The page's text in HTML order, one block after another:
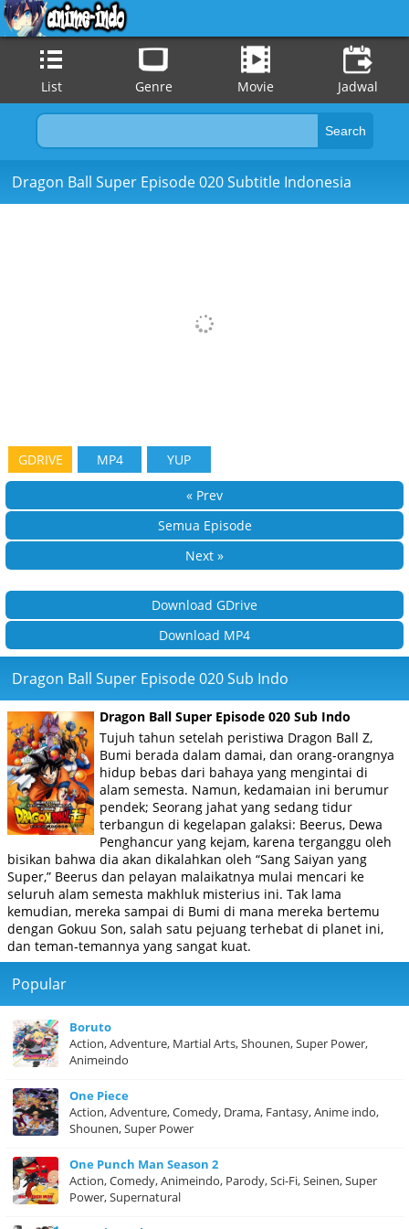
List Genre Movie Jadwal
Dragon Ball Super Episode 020 Subtitle Indonesia
GDRIVE MP4 YUP
« Prev
Semua Episode
Next »
Download GDrive
Download MP4
Dragon Ball Super Episode 020 Sub Indo
Dragon Ball Super Episode 020 Sub Indo
Tujuh tahun setelah peristiwa Dragon Ball Z,
Bumi berada dalam damai, dan orang-orangnya
hidup bebas dari bahaya yang mengintai di
alam semesta. Namun, kedamaian ini berumur
pendek; Seorang jahat yang sedang tidur
terbangun di kegelapan galaksi: Beerus, Dewa
Penghancur yang kejam, karena terganggu oleh
bisikan bahwa dia akan dikalahkan oleh “Sang Saiyan yang
Super,” Beerus dan pelayan malaikatnya mulai mencari ke
seluruh alam semesta makhluk misterius ini. Tak lama
kemudian, mereka sampai di Bumi di mana mereka bertemu
dengan Gokuu Son, salah satu pejuang terhebat di planet ini,
dan teman-temannya yang sangat kuat.
Popular
Boruto
Action, Adventure, Martial Arts, Shounen, Super Power,
Animeindo
One Piece
Action, Adventure, Comedy, Drama, Fantasy, Anime indo,
Shounen, Super Power
One Punch Man Season 2
Action, Comedy, Animeindo, Parody, Sci-Fi, Seinen, Super
Power, Supernatural